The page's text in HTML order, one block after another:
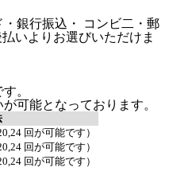
銀行振込・ コンビ二・郵
いよりお選びいただけま
。
可能となっております。
回が可能です）
回が可能です）
回が可能です）